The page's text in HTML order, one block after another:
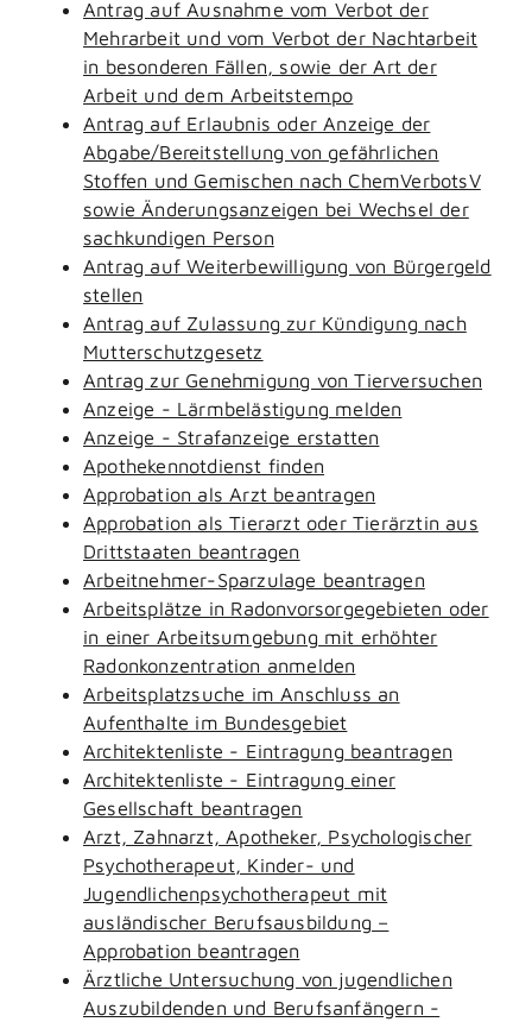
Antrag auf Ausnahme vom Verbot der
Mehrarbeit und vom Verbot der Nachtarbeit
in besonderen Fällen, sowie der Art der
Arbeit und dem Arbeitstempo
Antrag auf Erlaubnis oder Anzeige der
Abgabe/Bereitstellung von gefährlichen
Stoffen und Gemischen nach ChemVerbotsV
sowie Änderungsanzeigen bei Wechsel der
sachkundigen Person
Antrag auf Weiterbewilligung von Bürgergeld
stellen
Antrag auf Zulassung zur Kündigung nach
Mutterschutzgesetz
Antrag zur Genehmigung von Tierversuchen
Anzeige - Lärmbelästigung melden
Anzeige - Strafanzeige erstatten
Apothekennotdienst finden
Approbation als Arzt beantragen
Approbation als Tierarzt oder Tierärztin aus
Drittstaaten beantragen
Arbeitnehmer-Sparzulage beantragen
Arbeitsplätze in Radonvorsorgegebieten oder
in einer Arbeitsumgebung mit erhöhter
Radonkonzentration anmelden
Arbeitsplatzsuche im Anschluss an
Aufenthalte im Bundesgebiet
Architektenliste - Eintragung beantragen
Architektenliste - Eintragung einer
Gesellschaft beantragen
Arzt, Zahnarzt, Apotheker, Psychologischer
Psychotherapeut, Kinder- und
Jugendlichenpsychotherapeut mit
ausländischer Berufsausbildung –
Approbation beantragen
Ärztliche Untersuchung von jugendlichen
Auszubildenden und Berufsanfängern -